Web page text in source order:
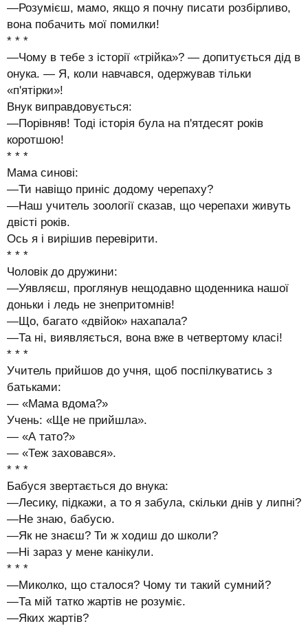
—Розумієш, мамо, якщо я почну писати розбірливо,
вона побачить мої помилки!
* * *
—Чому в тебе з історії «трійка»? — допитується дід в
онука. — Я, коли навчався, одержував тільки
«п'ятірки»!
Внук виправдовується:
—Порівняв! Тоді історія була на п'ятдесят років
коротшою!
* * *
Мама синові:
—Ти навіщо приніс додому черепаху?
—Наш учитель зоології сказав, що черепахи живуть
двісті років.
Ось я і вирішив перевірити.
* * *
Чоловік до дружини:
—Уявляєш, проглянув нещодавно щоденника нашої
доньки і ледь не знепритомнів!
—Що, багато «двійок» нахапала?
—Та ні, виявляється, вона вже в четвертому класі!
* * *
Учитель прийшов до учня, щоб поспілкуватись з
батьками:
— «Мама вдома?»
Учень: «Ще не прийшла».
— «А тато?»
— «Теж заховався».
* * *
Бабуся звертається до внука:
—Лесику, підкажи, а то я забула, скільки днів у липні?
—Не знаю, бабусю.
—Як не знаєш? Ти ж ходиш до школи?
—Ні зараз у мене канікули.
* * *
—Миколко, що сталося? Чому ти такий сумний?
—Та мій татко жартів не розуміє.
—Яких жартів?